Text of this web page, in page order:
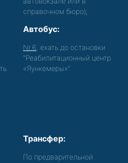
справочном бюро);
Автобус:
Nr.6 , ехать до остановки
"Реабилитационный центр
«Яункемеры»".
Трансфер:
По предварительной